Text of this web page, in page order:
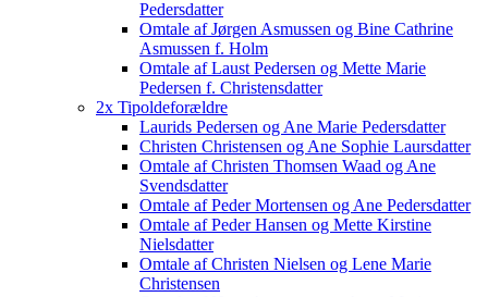
Pedersdatter
Omtale af Jørgen Asmussen og Bine Cathrine
Asmussen f. Holm
Omtale af Laust Pedersen og Mette Marie
Pedersen f. Christensdatter
2x Tipoldeforældre
Laurids Pedersen og Ane Marie Pedersdatter
Christen Christensen og Ane Sophie Laursdatter
Omtale af Christen Thomsen Waad og Ane
Svendsdatter
Omtale af Peder Mortensen og Ane Pedersdatter
Omtale af Peder Hansen og Mette Kirstine
Nielsdatter
Omtale af Christen Nielsen og Lene Marie
Christensen